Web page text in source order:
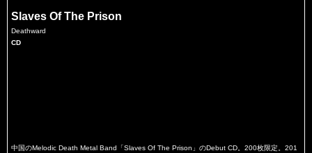
Slaves Of The Prison
Deathward
CD
中国のMelodic Death Metal Band「Slaves Of The Prison」のDebut CD。200枚限定。201